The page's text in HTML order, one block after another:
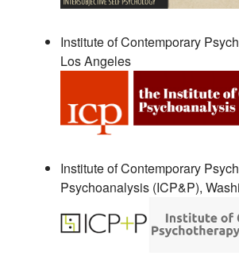
Institute of Contemporary
Los Angeles
Institute of Contemporary
Psychoanalysis (ICP&P),